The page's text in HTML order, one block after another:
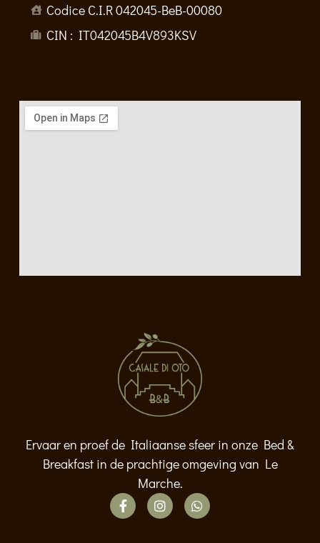
Ervaar en proef de Italiaanse sfeer in onze Bed &
Breakfast in de prachtige omgeving van Le
Marche.
Codice C.I.R 042045-BeB-00080
CIN : IT042045B4V893KSV